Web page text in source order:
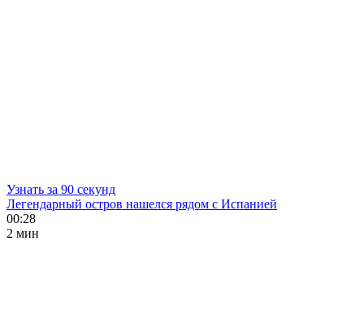
Узнать за 90 секунд
Легендарный остров нашелся рядом с Испанией
00:28
2 мин